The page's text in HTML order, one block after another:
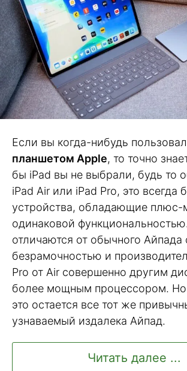
Если вы когда-нибудь
планшетом Apple, то точно
бы iPad вы не выбрали, будь то
iPad Air или iPad Pro, это всегда
устройства, обладающие плюс-
одинаковой
отличаются от обычного Айпада
безрамочностью и
Pro от Air совершенно другим
более мощным процессором. Но
это остается все тот же
узнаваемый издалека Айпад.
Читать далее ...